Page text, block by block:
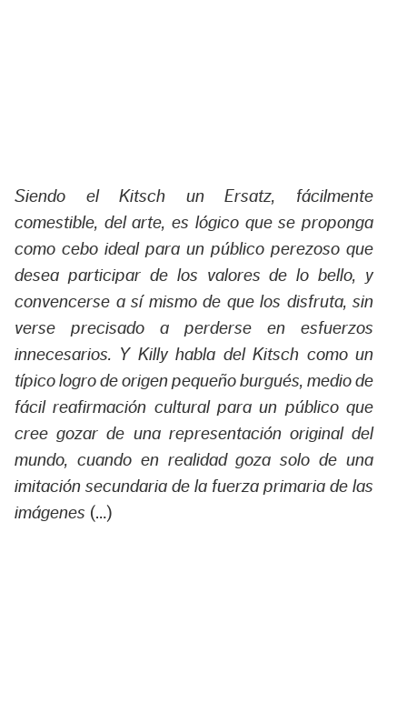
Siendo el Kitsch un Ersatz, fácilmente
comestible, del arte, es lógico que se proponga
como cebo ideal para un público perezoso que
desea participar de los valores de lo bello, y
convencerse a sí mismo de que los disfruta, sin
verse precisado a perderse en esfuerzos
innecesarios. Y Killy habla del Kitsch como un
típico logro de origen pequeño burgués, medio de
fácil reafirmación cultural para un público que
cree gozar de una representación original del
mundo, cuando en realidad goza solo de una
imitación secundaria de la fuerza primaria de las
imágenes (…)